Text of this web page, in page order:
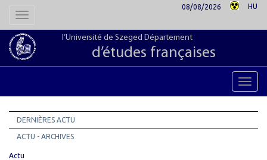
Toggle
08/08/2026 HU
l’Université de Szeged Département
d’études françaises
DERNIÈRES ACTU
ACTU - ARCHIVES
Actu